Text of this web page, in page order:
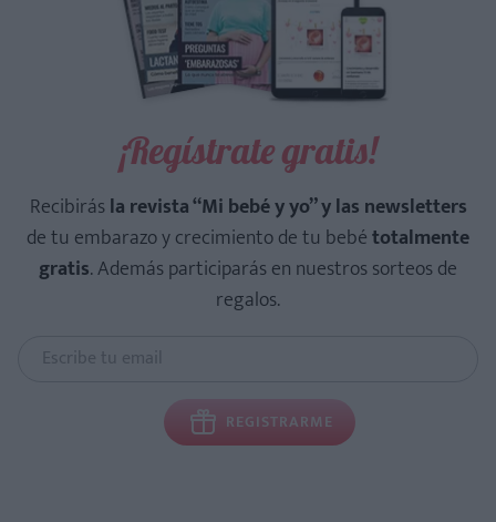
¡Regístrate gratis!
Recibirásla revista “Mi bebé y yo” y las newsletters
de tu embarazo y crecimiento de tu bebétotalmente
gratis. Además participarás en nuestros sorteos de
regalos.
REGISTRARME